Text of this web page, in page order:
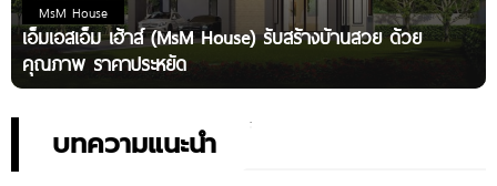
MsM House
เอ็มเอสเอ็ม เฮ้าส์ (MsM House) รับสร้างบ้านสวย ด้วย
คุณภาพ ราคาประหยัด
บทความแนะนำ